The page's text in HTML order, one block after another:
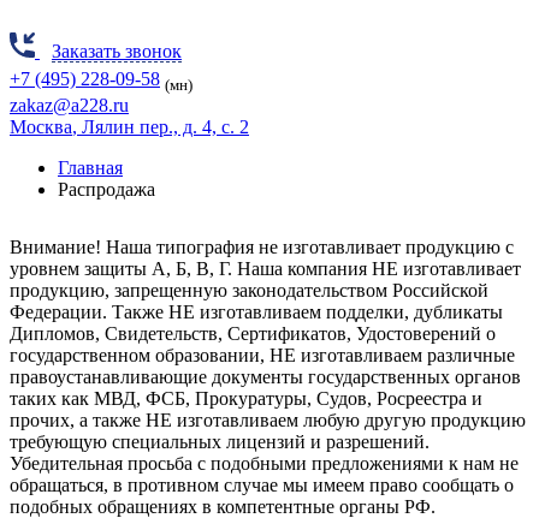
Заказать звонок
+7 (495) 228-09-58 (мн)
zakaz@a228.ru
Москва, Лялин пер., д. 4, с. 2
Главная
Распродажа
Внимание! Наша типография не изготавливает продукцию с
уровнем защиты А, Б, В, Г. Наша компания НЕ изготавливает
продукцию, запрещенную законодательством Российской
Федерации. Также НЕ изготавливаем подделки, дубликаты
Дипломов, Свидетельств, Сертификатов, Удостоверений о
государственном образовании, НЕ изготавливаем различные
правоустанавливающие документы государственных органов
таких как МВД, ФСБ, Прокуратуры, Судов, Росреестра и
прочих, а также НЕ изготавливаем любую другую продукцию
требующую специальных лицензий и разрешений.
Убедительная просьба с подобными предложениями к нам не
обращаться, в противном случае мы имеем право сообщать о
подобных обращениях в компетентные органы РФ.